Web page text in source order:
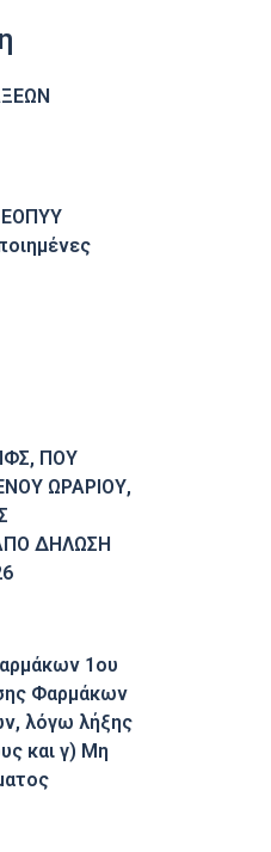
ΠΟΥ
ΩΡΑΡΙΟΥ,
ΔΗΛΩΣΗ
1ου
Φαρμάκων
λόγω λήξης
και γ) Μη